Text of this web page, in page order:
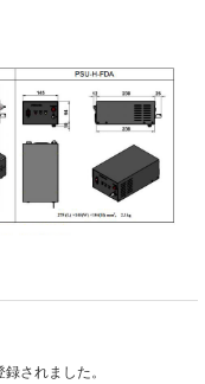
されました。